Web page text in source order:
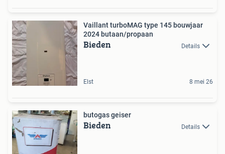
Vaillant turboMAG type 145 bouwjaar
2024 butaan/propaan
Bieden Details
Elst 8 mei 26
butogas geiser
Bieden Details